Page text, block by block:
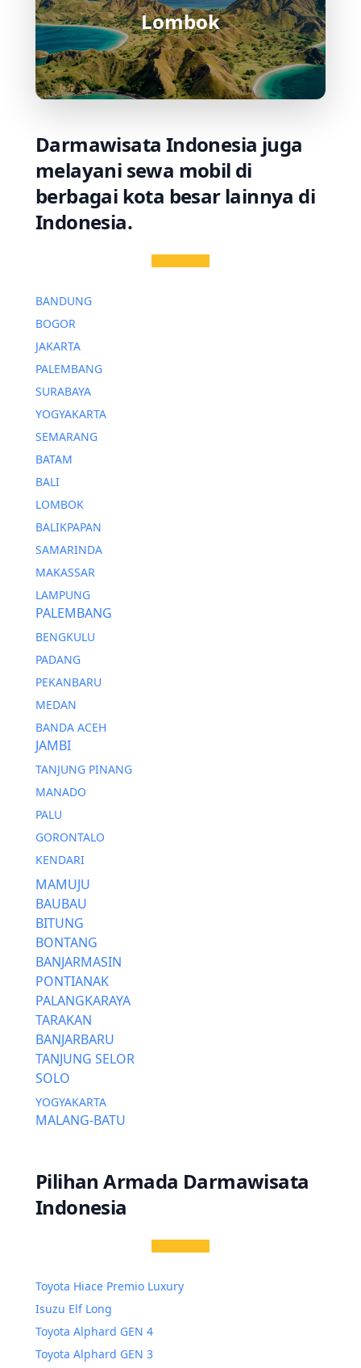
Lombok
Darmawisata Indonesia juga
melayani sewa mobil di
berbagai kota besar lainnya di
Indonesia.
BANDUNG
BOGOR
JAKARTA
PALEMBANG
SURABAYA
YOGYAKARTA
SEMARANG
BATAM
BALI
LOMBOK
BALIKPAPAN
SAMARINDA
MAKASSAR
LAMPUNG
PALEMBANG
BENGKULU
PADANG
PEKANBARU
MEDAN
BANDA ACEH
JAMBI
TANJUNG PINANG
MANADO
PALU
GORONTALO
KENDARI
MAMUJU
BAUBAU
BITUNG
BONTANG
BANJARMASIN
PONTIANAK
PALANGKARAYA
TARAKAN
BANJARBARU
TANJUNG SELOR
SOLO
YOGYAKARTA
MALANG-BATU
Pilihan Armada Darmawisata
Indonesia
Toyota Hiace Premio Luxury
Isuzu Elf Long
Toyota Alphard GEN 4
Toyota Alphard GEN 3